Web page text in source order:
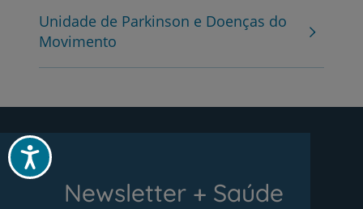
Acessibilidade
Unidade de Parkinson e Doenças do
Movimento
Newsletter + Saúde